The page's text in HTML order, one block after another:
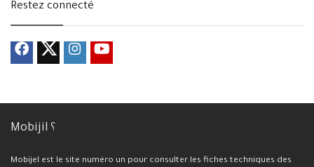
Restez connecté
Mobijil ؟
Mobijel est le site numéro un pour consulter les fiches techniques des